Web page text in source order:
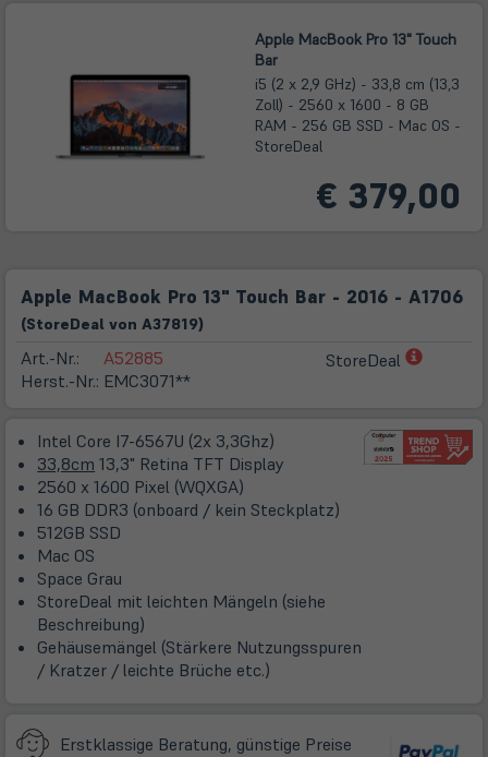
Apple MacBook Pro 13" Touch
Bar
i5 (2 x 2,9 GHz) - 33,8 cm (13,3
Zoll) - 2560 x 1600 - 8 GB
RAM - 256 GB SSD - Mac OS -
StoreDeal
€ 379,00
Apple MacBook Pro 13" Touch Bar - 2016 - A1706
(StoreDeal von A37819)
Art.-Nr.:
Herst.-Nr.:
A52885
EMC3071**
StoreDeal
(öffnet
Tab)
Intel Core I7-6567U (2x 3,3Ghz)
33,8cm 13,3" Retina TFT Display
2560 x 1600 Pixel (WQXGA)
16 GB DDR3 (onboard / kein Steckplatz)
512GB SSD
Mac OS
Space Grau
StoreDeal mit leichten Mängeln (siehe
Beschreibung)
Gehäusemängel (Stärkere Nutzungsspuren
/ Kratzer / leichte Brüche etc.)
Erstklassige Beratung, günstige Preise